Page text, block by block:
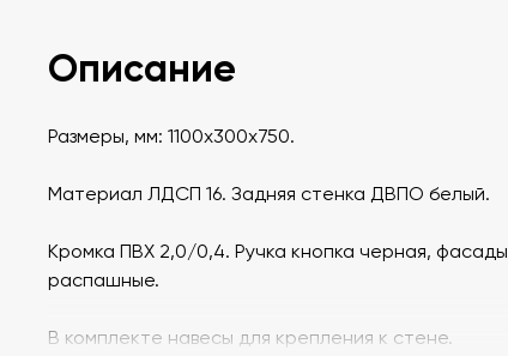
Описание
Размеры, мм: 1100х300х750.
Материал ЛДСП 16. Задняя стенка ДВПО белый.
Кромка ПВХ 2,0/0,4. Ручка кнопка черная, фасады
распашные.
В комплекте навесы для крепления к стене.